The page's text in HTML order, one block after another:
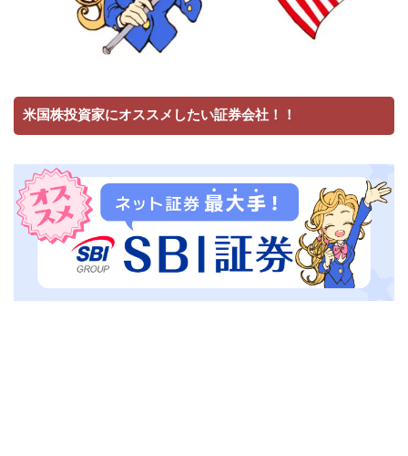
米国株投資家にオススメしたい証券会社！！